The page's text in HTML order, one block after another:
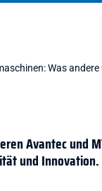
Was
Avantec und
und Innovation.